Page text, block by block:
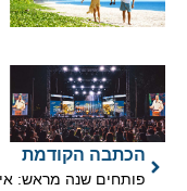
הכתבה הקודמת